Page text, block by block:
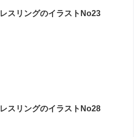
レスリングのイラストNo23
レスリングのイラストNo28